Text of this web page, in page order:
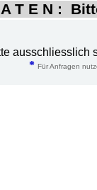
T E N :
ausschliesslich
* Für Anfragen